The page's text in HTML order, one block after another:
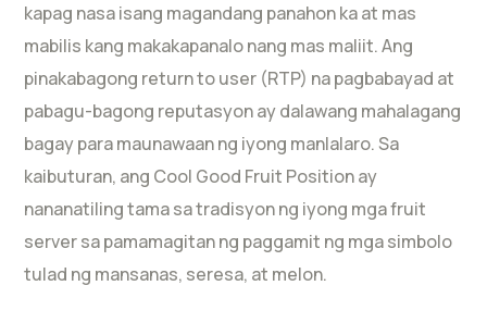
kapag nasa isang magandang panahon ka at mas
mabilis kang makakapanalo nang mas maliit. Ang
pinakabagong return to user (RTP) na pagbabayad at
pabagu-bagong reputasyon ay dalawang mahalagang
bagay para maunawaan ng iyong manlalaro. Sa
kaibuturan, ang Cool Good Fruit Position ay
nananatiling tama sa tradisyon ng iyong mga fruit
server sa pamamagitan ng paggamit ng mga simbolo
tulad ng mansanas, seresa, at melon.